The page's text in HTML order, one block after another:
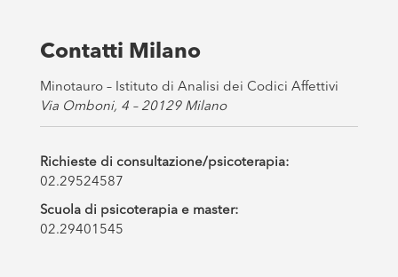
s
*
Contatti Milano
Minotauro – Istituto di Analisi dei Codici Affettivi
Via Omboni, 4 – 20129 Milano
Richieste di consultazione/psicoterapia:
02.29524587
Scuola di psicoterapia e master:
02.29401545